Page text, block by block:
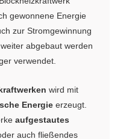
gewonnene Energie
zur Stromgewinnung
abgebaut werden
verwendet.
wird mit
Energie erzeugt.
aufgestautes
auch fließendes